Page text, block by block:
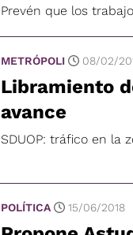
Prevén que los
METRÓPOLI 08/02/
Libramiento
avance
SDUOP: tráfico en la
POLÍTICA 15/06/2018